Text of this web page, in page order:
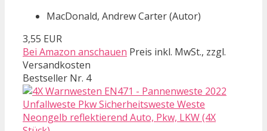
MacDonald, Andrew Carter (Autor)
3,55 EUR
Bei Amazon anschauen Preis inkl. MwSt., zzgl.
Versandkosten
Bestseller Nr. 4